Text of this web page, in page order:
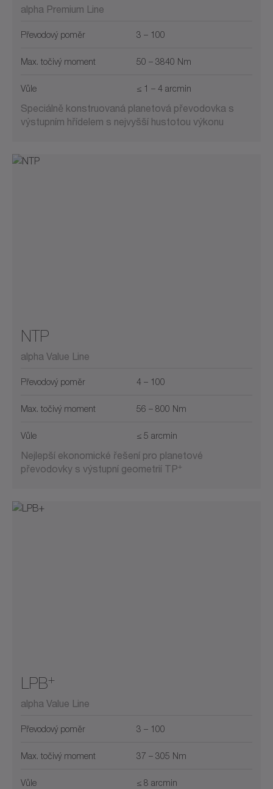
alpha Premium Line
Převodový poměr 3 – 100
Max. točivý moment 50 – 3840 Nm
Vůle ≤ 1 – 4 arcmin
Speciálně konstruovaná planetová převodovka s
výstupním hřídelem s nejvyšší hustotou výkonu
NTP
alpha Value Line
Převodový poměr 4 – 100
Max. točivý moment 56 – 800 Nm
Vůle ≤ 5 arcmin
Nejlepší ekonomické řešení pro planetové
převodovky s výstupní geometrií TP+
LPB+
alpha Value Line
Převodový poměr 3 – 100
Max. točivý moment 37 – 305 Nm
Vůle ≤ 8 arcmin